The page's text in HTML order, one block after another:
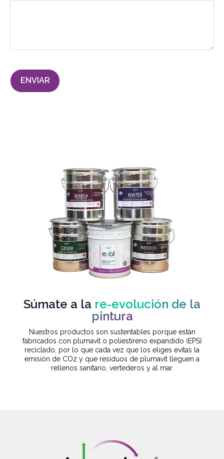
Súmate a la re-evolución de la
pintura
Nuestros productos son sustentables porque están
fabricados con plumavit o poliestireno expandido (EPS)
reciclado, por lo que cada vez que los eliges evitas la
emisión de CO2 y que residuos de plumavit lleguen a
rellenos sanitario, vertederos y al mar.